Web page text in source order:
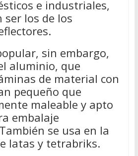
e industriales,
ser los de los
sin embargo,
aluminio, que
de material con
pequeño que
maleable y apto
embalaje
se usa en la
latas y tetrabriks.